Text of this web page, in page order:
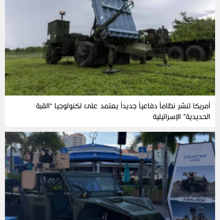
أمريكا تنشر نظاماً دفاعياً جديداً يعتمد على تكنولوجيا “القبة
الحديدية” الإسرائيلية